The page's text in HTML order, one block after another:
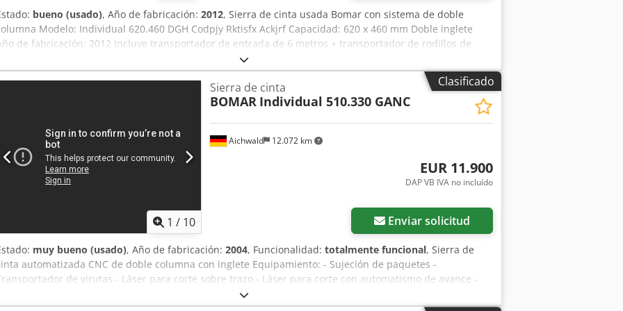
bueno (usado), Año de fabricación: 2012, Sierra de cinta usada Bomar con sistema de doble
Modelo: Individual 620.460 DGH Codpjy Rktisfx Ackjrf Capacidad: 620 x 460 mm Doble inglete
de fabricación: 2012 Incluye transportador de entrada de 6 metros + transportador de rodillos de
Clasificado
1 / 10
Aichwald 12.072 km
Sierra de cinta
BOMAR Individual 510.330 GANC
EUR 11.900
DAP VB IVA no incluído
Enviar solicitud
muy bueno (usado), Año de fabricación: 2004, Funcionalidad: totalmente funcional, Sierra de
automatizada CNC de doble columna con inglete Equipamiento: - Sujeción de paquetes -
de virutas - Láser para corte sobre trazo - Láser para corte con automatismo de avance -
Regulación de presión de sujeción - Indicador hidráulico de tensión de la banda - Indicador digital de
de inglete - Indicador digital de velocidad de corte Csdpfxjy S S Tmo Acksrf Datos técnicos: -